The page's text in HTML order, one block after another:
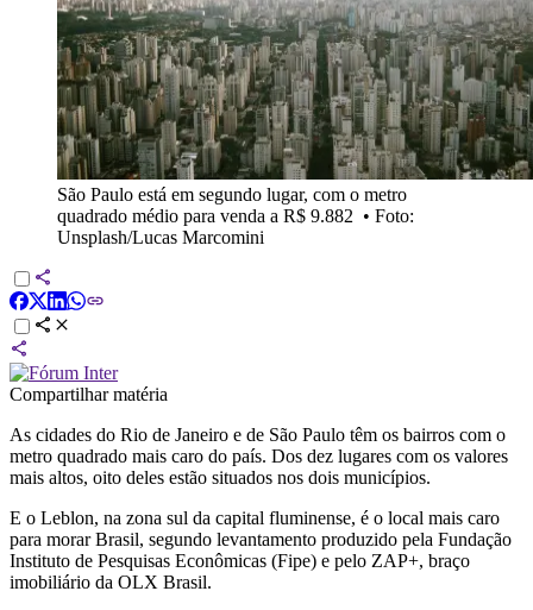
São Paulo está em segundo lugar, com o metro
quadrado médio para venda a R$ 9.882 • Foto:
Unsplash/Lucas Marcomini
Compartilhar matéria
As cidades do Rio de Janeiro e de São Paulo têm os bairros com o
metro quadrado mais caro do país. Dos dez lugares com os valores
mais altos, oito deles estão situados nos dois municípios.
E o Leblon, na zona sul da capital fluminense, é o local mais caro
para morar Brasil, segundo levantamento produzido pela Fundação
Instituto de Pesquisas Econômicas (Fipe) e pelo ZAP+, braço
imobiliário da OLX Brasil.